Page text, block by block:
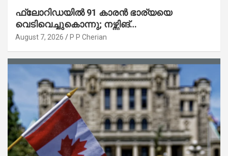
ഫ്ലോറിഡയിൽ 91 കാരൻ ഭാര്യയെ
വെടിവെച്ചുകൊന്നു; നഴ്സിങ്
ഹോമിലാക്കില്ലെന്ന് നൽകിയ വാഗ്ദാനം
August 7, 2026 P P Cherian